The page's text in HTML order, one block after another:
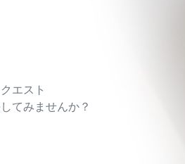
エスト
てみませんか？